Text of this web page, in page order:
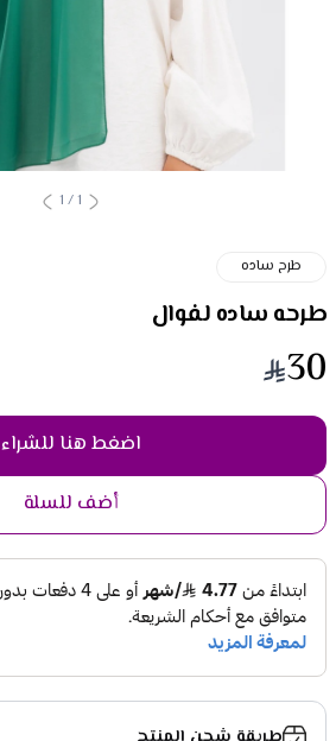
1
/
1
طرح ساده
طرحه ساده لفوال
30
اضغط هنا للشراء
أضف للسلة